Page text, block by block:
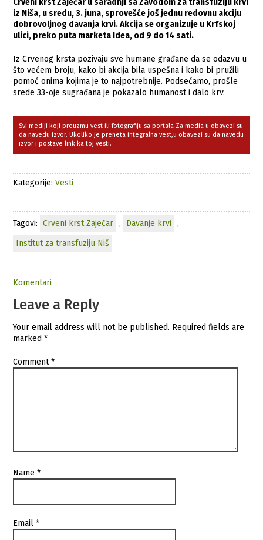
iz Niša, u sredu, 3. juna, sprovešće još jednu redovnu akciju
dobrovoljnog davanja krvi. Akcija se organizuje u Krfskoj
ulici, preko puta marketa Idea, od 9 do 14 sati.
Iz Crvenog krsta pozivaju sve humane građane da se odazvu u
što većem broju, kako bi akcija bila uspešna i kako bi pružili
pomoć onima kojima je to najpotrebnije. Podsećamo, prošle
srede 33-oje sugrađana je pokazalo humanost i dalo krv.
Svi mediji koji preuzmu vest ili fotografiju sa portala Za media u obavezi su
da navedu izvor. Ukoliko je preneta integralna vest,u obavezi su da navedu
izvor i postave link ka toj vesti.
Kategorije:Vesti
Tagovi: Crveni krst Zaječar , Davanje krvi
,
Institut za transfuziju Niš
Komentari
Leave a Reply
Your email address will not be published. Required fields are
marked*
Comment*
Name*
Email*